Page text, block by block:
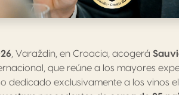
, Varaždin, en Croacia, acogerá
que reúne a los mayores
dedicado exclusivamente a los vinos